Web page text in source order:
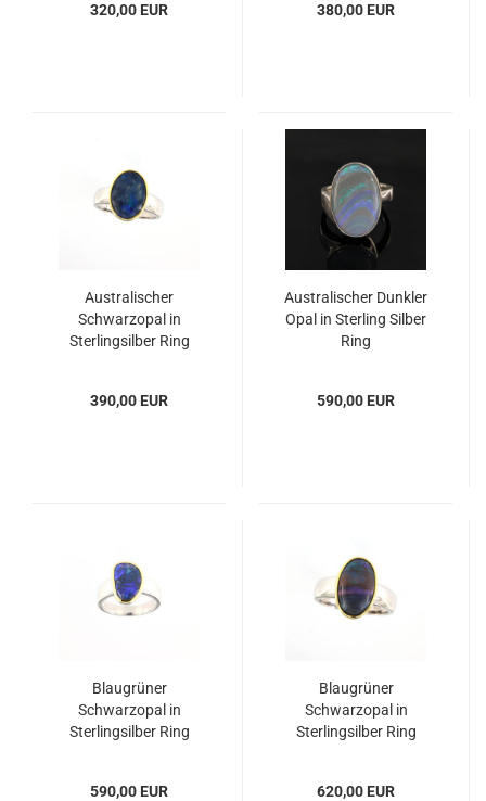
320,00 EUR 380,00 EUR
Australischer
Schwarzopal in
Sterlingsilber Ring
390,00 EUR
Australischer Dunkler
Opal in Sterling Silber
Ring
590,00 EUR
Blaugrüner
Schwarzopal in
Sterlingsilber Ring
590,00 EUR
Blaugrüner
Schwarzopal in
Sterlingsilber Ring
620,00 EUR